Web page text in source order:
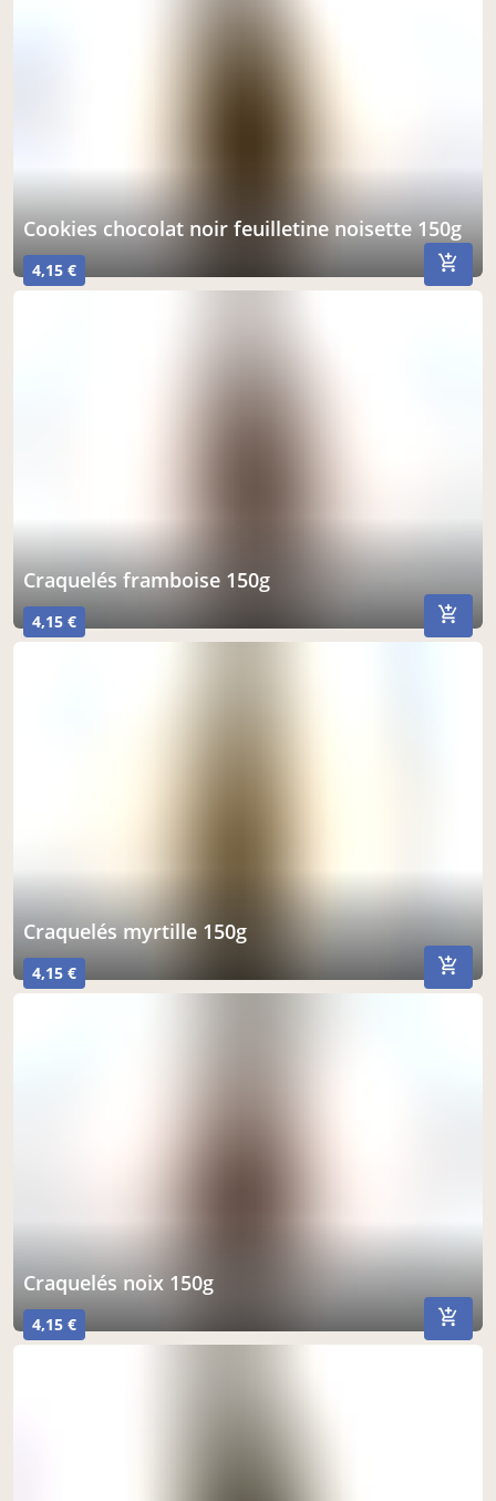
cookies chocolat noir feuilletine noisette 150g
4,15 €
craquelés framboise 150g
4,15 €
craquelés myrtille 150g
4,15 €
craquelés noix 150g
4,15 €